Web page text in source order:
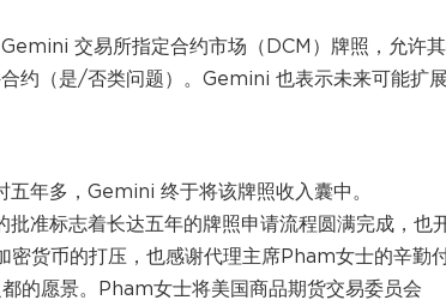
交易所指定合约市场（DCM）牌照，允许
约（是/否类问题）。Gemini 也表示未来可能扩
年多，Gemini 终于将该牌照收入囊中。
准标志着长达五年的牌照申请流程圆满完成，也
货币的打压，也感谢代理主席Pham女士的辛勤
的愿景。Pham女士将美国商品期货交易委员会